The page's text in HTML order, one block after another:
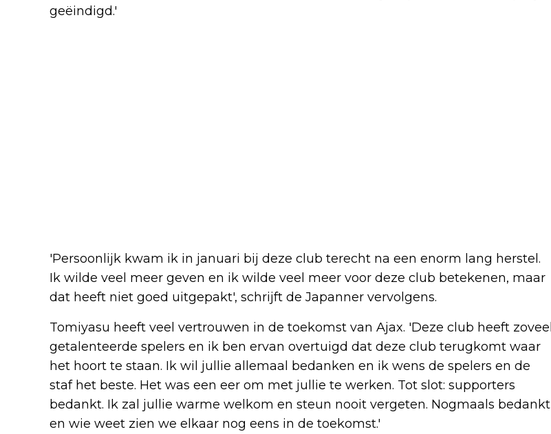
geëindigd.'
'Persoonlijk kwam ik in januari bij deze club terecht na een enorm lang herstel.
Ik wilde veel meer geven en ik wilde veel meer voor deze club betekenen, maar
dat heeft niet goed uitgepakt', schrijft de Japanner vervolgens.
Tomiyasu heeft veel vertrouwen in de toekomst van Ajax. 'Deze club heeft zoveel
getalenteerde spelers en ik ben ervan overtuigd dat deze club terugkomt waar
het hoort te staan. Ik wil jullie allemaal bedanken en ik wens de spelers en de
staf het beste. Het was een eer om met jullie te werken. Tot slot: supporters
bedankt. Ik zal jullie warme welkom en steun nooit vergeten. Nogmaals bedankt
en wie weet zien we elkaar nog eens in de toekomst.'